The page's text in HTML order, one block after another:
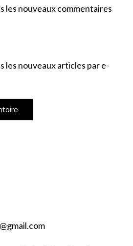
les nouveaux commentaires
les nouveaux articles par e-